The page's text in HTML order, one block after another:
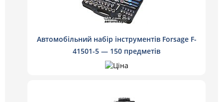
Автомобільний набір інструментів Forsage F-
41501-5 — 150 предметів